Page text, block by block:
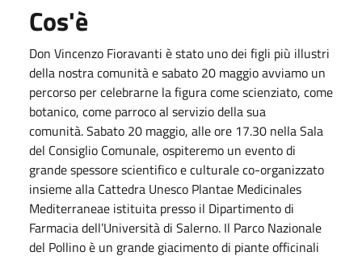
Cos'è
Don Vincenzo Fioravanti è stato uno dei figli più illustri
della nostra comunità e sabato 20 maggio avviamo un
percorso per celebrarne la figura come scienziato, come
botanico, come parroco al servizio della sua
comunità. Sabato 20 maggio, alle ore 17.30 nella Sala
del Consiglio Comunale, ospiteremo un evento di
grande spessore scientifico e culturale co-organizzato
insieme alla Cattedra Unesco Plantae Medicinales
Mediterraneae istituita presso il Dipartimento di
Farmacia dell’Università di Salerno. Il Parco Nazionale
del Pollino è un grande giacimento di piante officinali